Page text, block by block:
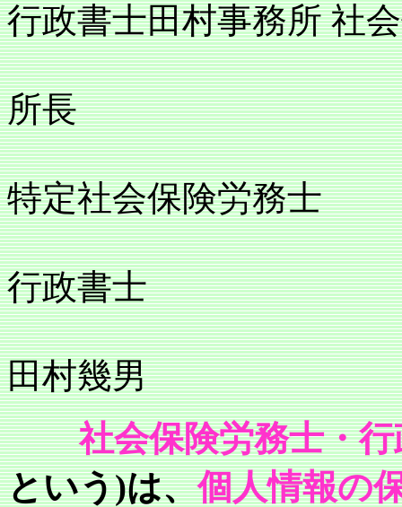
行政書士田村事務所 社
所長
特定社会保険労務士
行政書士
田村幾男
社会保険労務士・
という)は、個人情報の